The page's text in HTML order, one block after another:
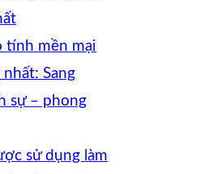
tính mền mại
Sang
sự – phong
sử dụng làm